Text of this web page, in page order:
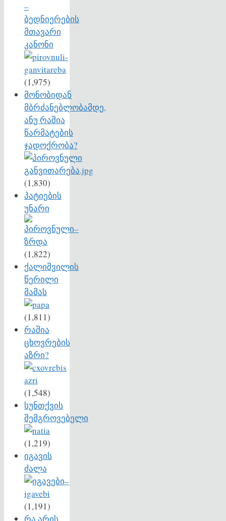
–
ბედნიერების
მთავარი
კანონი
(1,975)
მონობიდან
მბრძანებლობამდე,
ანუ რაშია
წარმატების
ჯადოქრობა?
(1,830)
პატიების
უნარი
(1,822)
ქალიშვილის
წერილი
მამას
(1,811)
რაშია
ცხოვრების
აზრი?
(1,548)
სუნთქვის
შემგროვებელი
(1,219)
იგავის
ძალა
(1,191)